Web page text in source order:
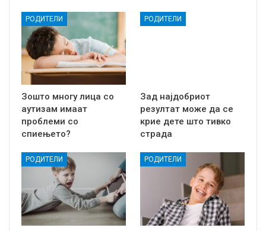
РОДИТЕЛИ
Зошто многу лица со
аутизам имаат
проблеми со
спиењето?
РОДИТЕЛИ
Зад најдобриот
резултат може да се
крие дете што тивко
страда
РОДИТЕЛИ РОДИТЕЛИ